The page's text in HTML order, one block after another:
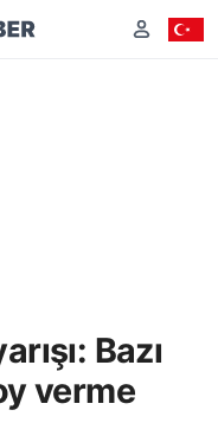
Bazı
verme